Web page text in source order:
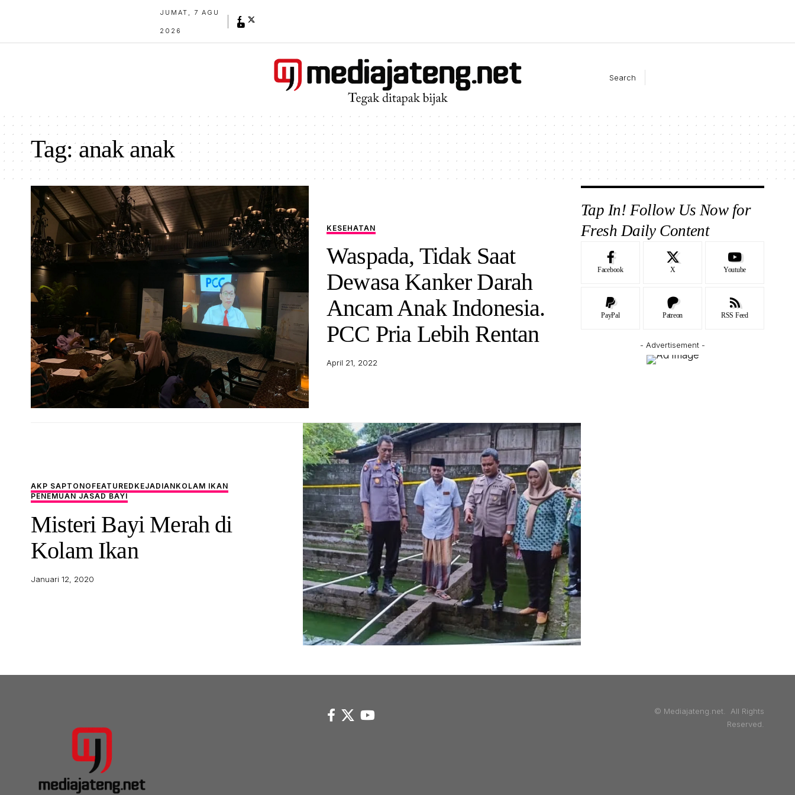
JUMAT, 7 AGU
2026
Search
Tag:anak anak
KESEHATAN
Waspada, Tidak Saat
Dewasa Kanker Darah
Ancam Anak Indonesia.
PCC Pria Lebih Rentan
April 21, 2022
AKP SAPTONO FEATURED KEJADIANKOLAM IKAN
PENEMUAN JASAD BAYI
Misteri Bayi Merah di
Kolam Ikan
Januari 12, 2020
Tap In! Follow Us Now for
Fresh Daily Content
Facebook X Youtube
PayPal Patreon RSS Feed
- Advertisement -
© Mediajateng.net. All Rights
Reserved.